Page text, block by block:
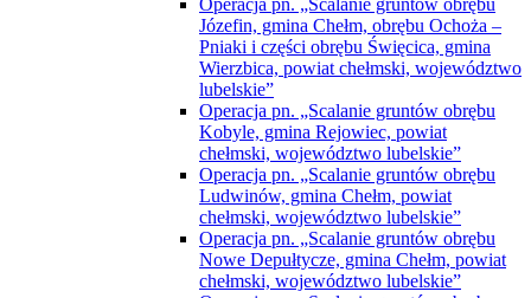
Józefin, gmina Chełm, obrębu Ochoża –
Pniaki i części obrębu Święcica, gmina
Wierzbica, powiat chełmski, województwo
lubelskie”
Operacja pn. „Scalanie gruntów obrębu
Kobyle, gmina Rejowiec, powiat
chełmski, województwo lubelskie”
Operacja pn. „Scalanie gruntów obrębu
Ludwinów, gmina Chełm, powiat
chełmski, województwo lubelskie”
Operacja pn. „Scalanie gruntów obrębu
Nowe Depułtycze, gmina Chełm, powiat
chełmski, województwo lubelskie”